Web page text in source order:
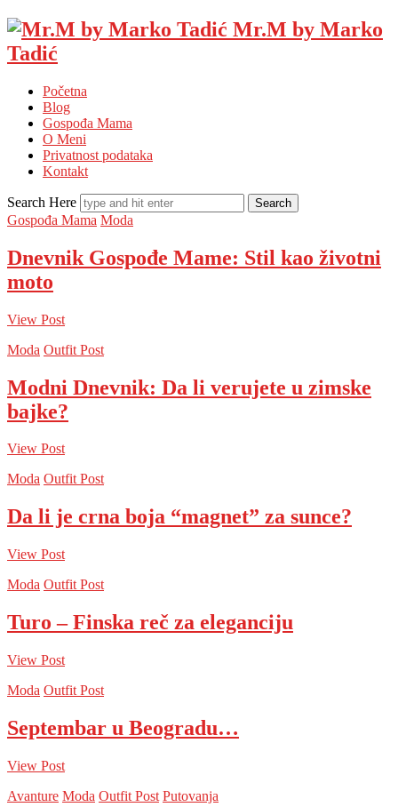
Mr.M by Marko
Tadić
Početna
Blog
Gospođa Mama
O Meni
Privatnost podataka
Kontakt
Search Here
Gospođa Mama Moda
Dnevnik Gospođe Mame: Stil kao životni
moto
View Post
Moda Outfit Post
Modni Dnevnik: Da li verujete u zimske
bajke?
View Post
Moda Outfit Post
Da li je crna boja “magnet” za sunce?
View Post
Moda Outfit Post
Turo – Finska reč za eleganciju
View Post
Moda Outfit Post
Septembar u Beogradu…
View Post
Avanture Moda Outfit Post Putovanja